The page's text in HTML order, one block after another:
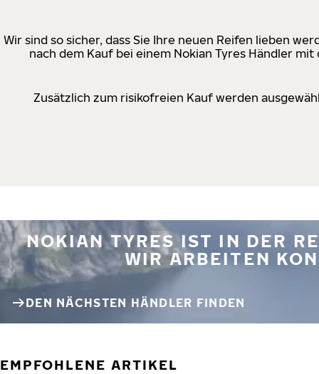
Wir sind so sicher, dass Sie Ihre neuen Reifen lieben
nach dem Kauf bei einem Nokian Tyres Händler
Zusätzlich zum risikofreien Kauf werden
NOKIAN TYRES IST IN DER
WIR ARBEITEN
DEN NÄCHSTEN HÄNDLER FINDEN
EMPFOHLENE ARTIKEL